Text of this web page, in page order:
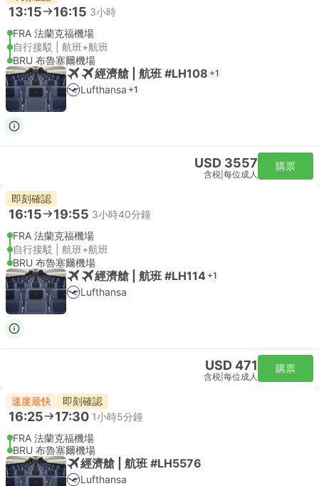
13:15 16:15 3小時
FRA 法蘭克福機場
自行接駁 | 航班+航班
BRU 布魯塞爾機場
經濟艙 | 航班 #LH108 +1
Lufthansa +1
USD 3557
含税 每位成人
購票
即刻確認
16:15 19:55 3小時40分鐘
FRA 法蘭克福機場
自行接駁 | 航班+航班
BRU 布魯塞爾機場
經濟艙 | 航班 #LH114 +1
Lufthansa
USD 471
含税 每位成人
購票
速度最快 即刻確認
16:25 17:30 1小時5分鐘
FRA 法蘭克福機場
BRU 布魯塞爾機場
經濟艙 | 航班 #LH5576
Lufthansa